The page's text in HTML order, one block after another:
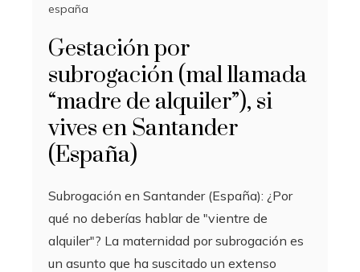
españa
Gestación por
subrogación (mal llamada
“madre de alquiler”), si
vives en Santander
(España)
Subrogación en Santander (España): ¿Por
qué no deberías hablar de "vientre de
alquiler"? La maternidad por subrogación es
un asunto que ha suscitado un extenso